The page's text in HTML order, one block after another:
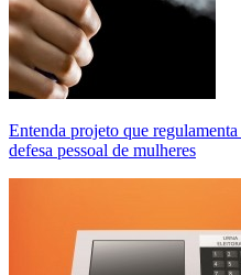
Entenda projeto que
defesa pessoal de mulheres